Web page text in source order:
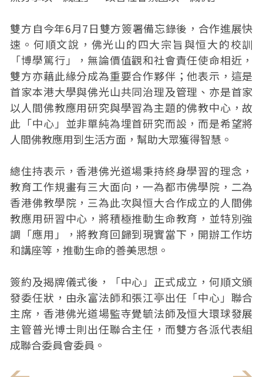
雙方自今年6月7日雙方簽署備忘錄後，合作進展快
速。何順文說，佛光山的四大宗旨與恒大的校訓
「博學篤行」，無論價值觀和社會責任使命相近，
雙方亦藉此緣分成為重要合作夥伴；他表示，這是
首家本港大學與佛光山共同治理及管理、亦是首家
以人間佛教應用研究與學習為主題的佛教中心，故
此「中心」並非單純為埋首研究而設，而是希望將
人間佛教應用到生活方面，幫助大眾獲得智慧。
總住持表示，香港佛光道場秉持終身學習的理念，
教育工作規畫有三大面向，一為都市佛學院，二為
香港佛教學院，三為此次與恒大合作成立的人間佛
教應用研習中心，將積極推動生命教育，並特別強
調「應用」，將教育回歸到現實當下，開辦工作坊
和講座等，推動生命的善美思想。
簽約及揭牌儀式後，「中心」正式成立，何順文頒
發委任狀，由永富法師和張江亭出任「中心」聯合
主席，香港佛光道場監寺覺毓法師及恒大環球發展
主管普光博士則出任聯合主任，而雙方各派代表組
成聯合委員會委員。